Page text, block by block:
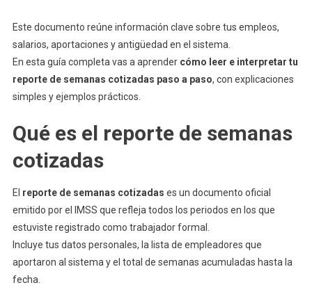
Este documento reúne información clave sobre tus empleos,
salarios, aportaciones y antigüedad en el sistema.
En esta guía completa vas a aprender cómo leer e interpretar tu
reporte de semanas cotizadas paso a paso, con explicaciones
simples y ejemplos prácticos.
Qué es el reporte de semanas
cotizadas
El reporte de semanas cotizadas es un documento oficial
emitido por el IMSS que refleja todos los periodos en los que
estuviste registrado como trabajador formal.
Incluye tus datos personales, la lista de empleadores que
aportaron al sistema y el total de semanas acumuladas hasta la
fecha.